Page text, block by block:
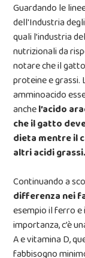
Guardando le
dell'Industria
quali l’industria
nutrizionali da
notare che il
proteine e grassi.
amminoacido
anchel’acido
che il gatto
dieta mentre il
altri acidi grassi.
Continuando a
differenza nei
esempio il ferro e
importanza, c’è
A e vitamina D,
fabbisogno